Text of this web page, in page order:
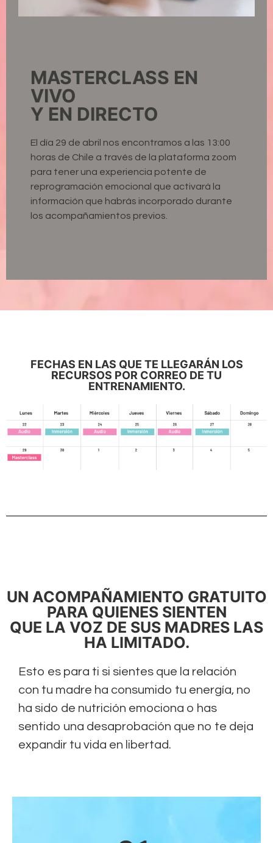
MASTERCLASS EN
VIVO
Y EN DIRECTO
El día 29 de abril nos encontramos a las 13:00
horas de Chile a través de la plataforma zoom
para tener una experiencia potente de
reprogramación emocional que activará la
información que habrás incorporado durante
los acompañamientos previos.
FECHAS EN LAS QUE TE LLEGARÁN LOS
RECURSOS POR CORREO DE TU
ENTRENAMIENTO.
UN ACOMPAÑAMIENTO GRATUITO
PARA QUIENES SIENTEN
QUE LA VOZ DE SUS MADRES LAS
HA LIMITADO.
Esto es para ti si sientes que la relación
con tu madre ha consumido tu energía, no
ha sido de nutrición emociona o has
sentido una desaprobación que no te deja
expandir tu vida en libertad.